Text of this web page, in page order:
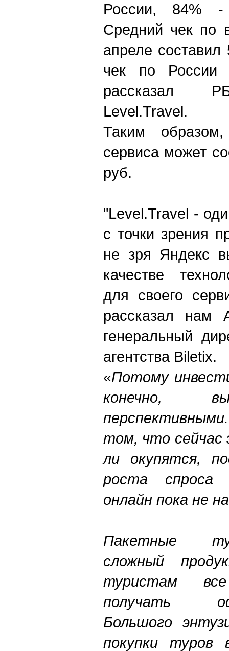
России, 84%
Средний чек по
апреле
чек по
рассказал
Level.Travel.
Таким
сервиса может
руб.
"Level.Travel -
с точки зрения
не зря Яндекс
качестве
для своего
рассказал нам
генеральный
агентства Biletix.
«Потому
конечно,
том, что сейчас
ли окупятся,
роста спроса
онлайн пока не
Пакетные
сложный
туристам
получать
Большого
покупки туров